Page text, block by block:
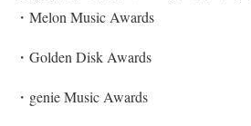
・ Melon Music Awards
・Golden Disk Awards
・genie Music Awards